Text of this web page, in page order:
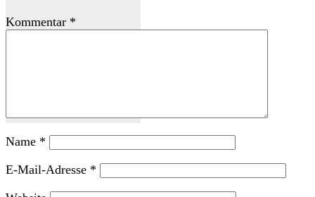
Kommentar *
Name *
E-Mail-Adresse *